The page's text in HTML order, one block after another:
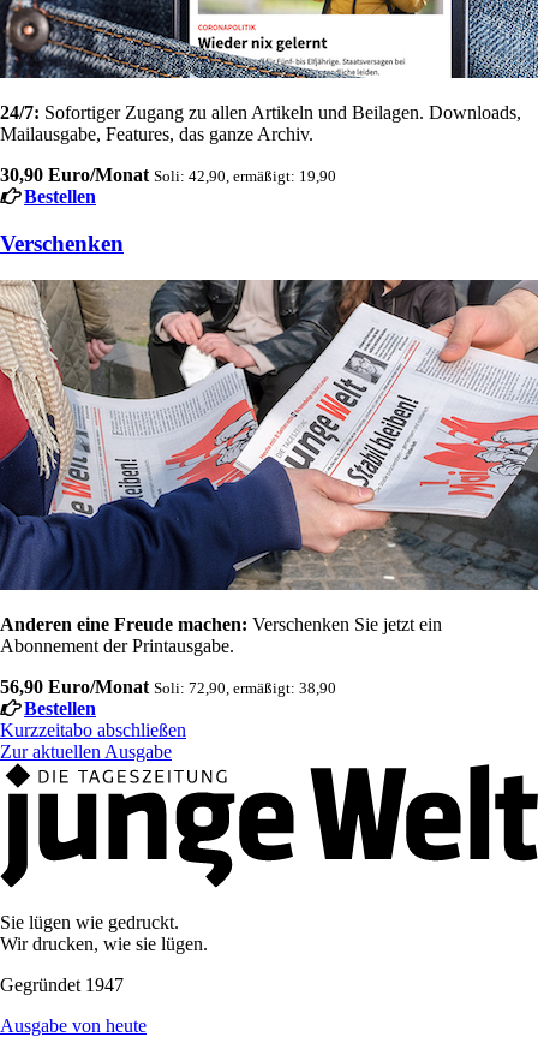
24/7: Sofortiger Zugang zu allen Artikeln und Beilagen. Downloads,
Mailausgabe, Features, das ganze Archiv.
30,90 Euro/Monat Soli: 42,90, ermäßigt: 19,90
Bestellen
Verschenken
Anderen eine Freude machen: Verschenken Sie jetzt ein
Abonnement der Printausgabe.
56,90 Euro/Monat Soli: 72,90, ermäßigt: 38,90
Bestellen
Kurzzeitabo abschließen
Zur aktuellen Ausgabe
Sie lügen wie gedruckt.
Wir drucken, wie sie lügen.
Gegründet 1947
Ausgabe von heute